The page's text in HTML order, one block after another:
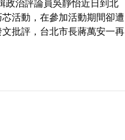
政治評論員吳靜怡近日到北
活動，在參加活動期間卻遭
批評，台北市長蔣萬安一再